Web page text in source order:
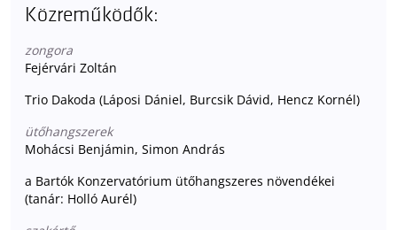
Közreműködők:
zongora
Fejérvári Zoltán
Trio Dakoda (Láposi Dániel, Burcsik Dávid, Hencz Kornél)
ütőhangszerek
Mohácsi Benjámin, Simon András
a Bartók Konzervatórium ütőhangszeres növendékei
(tanár: Holló Aurél)